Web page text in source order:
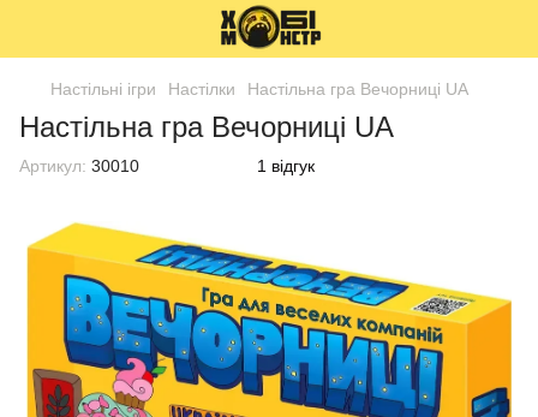
Настільні ігри Настілки Настільна гра Вечорниці UA
Настільна гра Вечорниці UA
Артикул: 30010 1 відгук